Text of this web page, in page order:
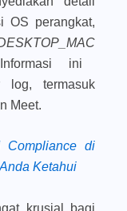
OS perangkat,
ini
log, termasuk
Meet.
di
Ketahui
krusial bagi